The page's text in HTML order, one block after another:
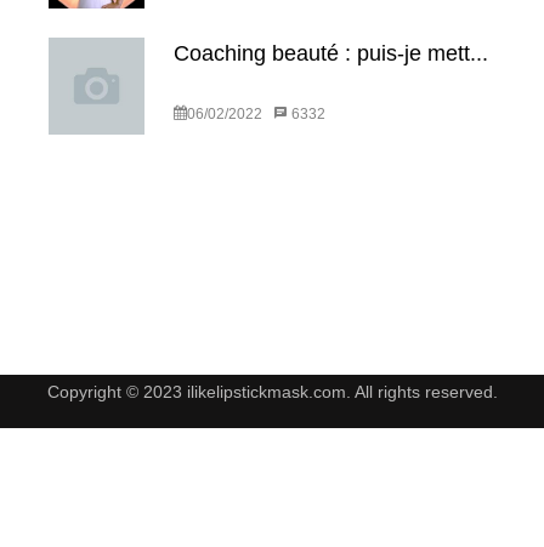
Coaching beauté : puis-je mett...
06/02/2022 6332
Copyright © 2023 ilikelipstickmask.com. All rights reserved.